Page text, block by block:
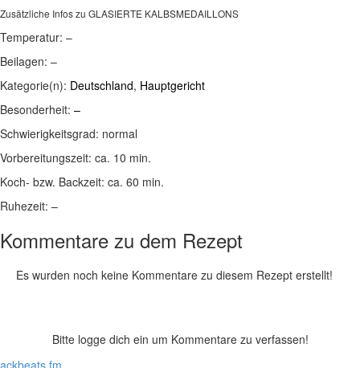
Zusätzliche Infos zu GLASIERTE KALBSMEDAILLONS
Temperatur: –
Beilagen: –
Kategorie(n): Deutschland, Hauptgericht
Besonderheit: –
Schwierigkeitsgrad: normal
Vorbereitungszeit: ca. 10 min.
Koch- bzw. Backzeit: ca. 60 min.
Ruhezeit: –
Kommentare zu dem Rezept
Es wurden noch keine Kommentare zu diesem Rezept erstellt!
Bitte logge dich ein um Kommentare zu verfassen!